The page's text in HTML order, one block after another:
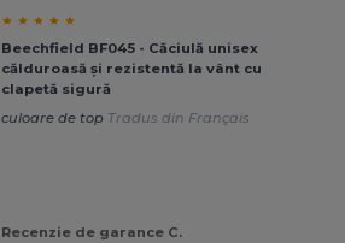
★ ★ ★ ★ ★
Beechfield BF045 - Căciulă unisex
călduroasă și rezistentă la vânt cu
clapetă sigură
culoare de top Tradus din Français
Recenzie de garance C.